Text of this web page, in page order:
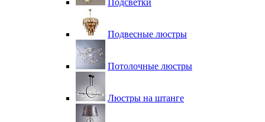
Подсветки
Подвесные люстры
Потолочные люстры
Люстры на штанге